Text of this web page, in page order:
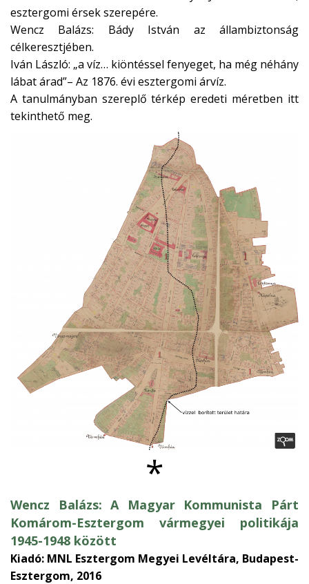
esztergomi érsek szerepére.
Wencz Balázs: Bády István az állambiztonság
célkeresztjében.
Iván László: „a víz… kiöntéssel fenyeget, ha még néhány
lábat árad”– Az 1876. évi esztergomi árvíz.
A tanulmányban szereplő térkép eredeti méretben itt
tekinthető meg.
*
Wencz Balázs: A Magyar Kommunista Párt
Komárom-Esztergom vármegyei politikája
1945-1948 között
Kiadó: MNL Esztergom Megyei Levéltára, Budapest-
Esztergom, 2016